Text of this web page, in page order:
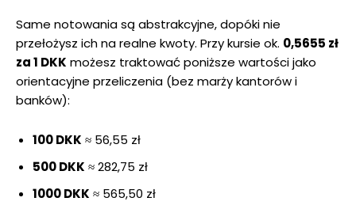
Same notowania są abstrakcyjne, dopóki nie
przełożysz ich na realne kwoty. Przy kursie ok. 0,5655 zł
za 1 DKK możesz traktować poniższe wartości jako
orientacyjne przeliczenia (bez marży kantorów i
banków):
100 DKK ≈ 56,55 zł
500 DKK ≈ 282,75 zł
1000 DKK ≈ 565,50 zł